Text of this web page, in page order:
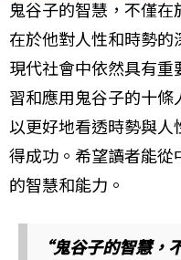
鬼谷子的智慧，不僅
在於他對人性和時勢
現代社會中依然具有
習和應用鬼谷子的十
以更好地看透時勢與
得成功。希望讀者能
的智慧和能力。
“鬼谷子的智慧，